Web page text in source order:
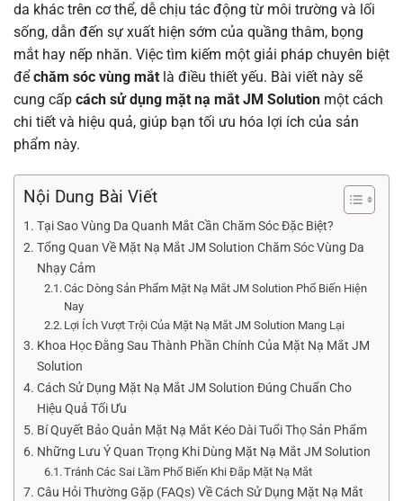
da khác trên cơ thể, dễ chịu tác động từ môi trường và lối
sống, dẫn đến sự xuất hiện sớm của quầng thâm, bọng
mắt hay nếp nhăn. Việc tìm kiếm một giải pháp chuyên biệt
đểchăm sóc vùng mắt là điều thiết yếu. Bài viết này sẽ
cung cấp cách sử dụng mặt nạ mắt JM Solution một cách
chi tiết và hiệu quả, giúp bạn tối ưu hóa lợi ích của sản
phẩm này.
Nội Dung Bài Viết
Tại Sao Vùng Da Quanh Mắt Cần Chăm Sóc Đặc Biệt?
Tổng Quan Về Mặt Nạ Mắt JM Solution Chăm Sóc Vùng Da
Nhạy Cảm
Các Dòng Sản Phẩm Mặt Nạ Mắt JM Solution Phổ Biến Hiện
Nay
Lợi Ích Vượt Trội Của Mặt Nạ Mắt JM Solution Mang Lại
Khoa Học Đằng Sau Thành Phần Chính Của Mặt Nạ Mắt JM
Solution
Cách Sử Dụng Mặt Nạ Mắt JM Solution Đúng Chuẩn Cho
Hiệu Quả Tối Ưu
Bí Quyết Bảo Quản Mặt Nạ Mắt Kéo Dài Tuổi Thọ Sản Phẩm
Những Lưu Ý Quan Trọng Khi Dùng Mặt Nạ Mắt JM Solution
Tránh Các Sai Lầm Phổ Biến Khi Đắp Mặt Nạ Mắt
Câu Hỏi Thường Gặp (FAQs) Về Cách Sử Dụng Mặt Nạ Mắt